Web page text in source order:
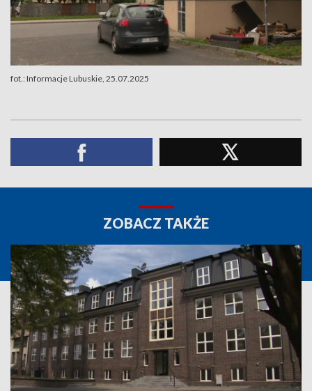
fot.: Informacje Lubuskie, 25.07.2025
ZOBACZ TAKŻE